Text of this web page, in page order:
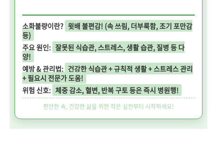
소화불량이란? 윗배 불편감! (속 쓰림, 더부룩함, 조기 포만감
등)
주요 원인: 잘못된 식습관, 스트레스, 생활 습관, 질병 등 다
양!
예방 & 관리법: 건강한 식습관 + 규칙적 생활 + 스트레스 관리
+ 필요시 전문가 도움!
위험 신호: 체중 감소, 혈변, 반복 구토 등은 즉시 병원행!
편안한 속, 건강한 삶을 위한 작은 실천부터 시작하세요!